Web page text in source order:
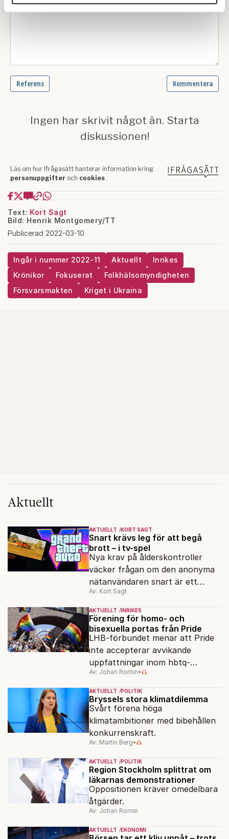
annons- och analysföretag som vi samarbetar med.
Dessa kan i sin tur kombinera informationen med annan
kan du göra dethär.
Text: Kort Sagt
Bild: Henrik Montgomery/TT
Publicerad 2022-03-10
Ingår i nummer 2022-11 Aktuellt
Inrikes
Krönikor
Fokuserat
Folkhälsomyndigheten
Försvarsmakten
Kriget i Ukraina
Aktuellt
AKTUELLT KORT SAGT
Snart krävs leg för att begå
brott – i tv-spel
Nya krav på ålderskontroller
väcker frågan om den anonyma
nätanvändaren snart är ett
minne blott.
Av: Kort Sagt
AKTUELLT INRIKES
Förening för homo- och
bisexuella portas från Pride
LHB-förbundet menar att Pride
inte accepterar avvikande
uppfattningar inom hbtq-
rörelsen. "Vi har inga problem
med transpersoner", säger
ordföranden Linn Saarinen.
Av: Johan Romin•
AKTUELLT POLITIK
Bryssels stora klimatdilemma
Svårt förena höga
klimatambitioner med bibehållen
konkurrenskraft.
Av: Martin Berg•
AKTUELLT POLITIK
Region Stockholm splittrat om
läkarnas demonstrationer
Oppositionen kräver omedelbara
åtgärder.
Av: Johan Romin
AKTUELLT EKONOMI